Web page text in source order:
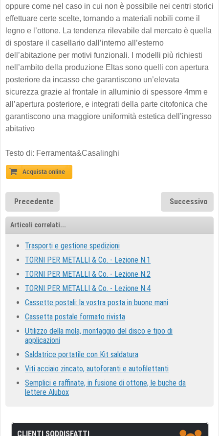
oppure come nel caso in cui non è possibile nei centri storici
effettuare certe scelte, tornando a materiali nobili come il
legno e l’ottone. La tendenza rilevabile dal mercato è quella
di spostare il casellario dall’interno all’esterno
dell’abitazione per motivi funzionali. I modelli più richiesti
nell’ambito della produzione Eltas sono quelli con apertura
posteriore da incasso che garantiscono un’elevata
sicurezza grazie al frontale in alluminio di spessore 4mm e
all’apertura posteriore, e integrati della parte citofonica che
garantiscono una maggiore uniformità estetica dell’ingresso
abitativo
Testo di: Ferramenta&Casalinghi
Precedente Successivo
Articoli correlati...
Trasporti e gestione spedizioni
TORNI PER METALLI & Co. - Lezione N.1
TORNI PER METALLI & Co. - Lezione N.2
TORNI PER METALLI & Co. - Lezione N.4
Cassette postali: la vostra posta in buone mani
Cassetta postale formato rivista
Utilizzo della mola, montaggio del disco e tipo di
applicazioni
Saldatrice portatile con Kit saldatura
Viti acciaio zincato, autoforanti e autofilettanti
Semplici e raffinate, in fusione di ottone, le buche da
lettere Alubox
CLIENTI SODDISFATTI